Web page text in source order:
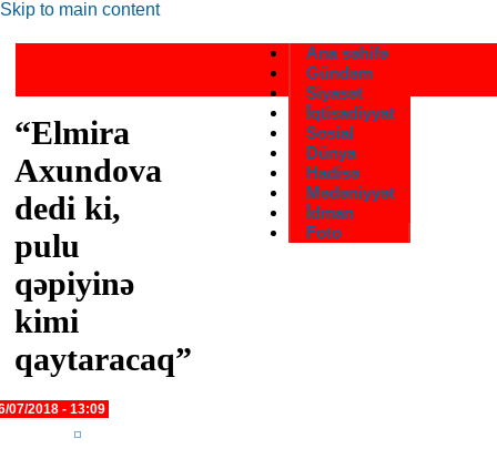
Skip to main content
Ana səhifə
Gündəm
Siyasət
İqtisadiyyat
Sosial
Dünya
Hadisə
Mədəniyyət
İdman
Foto
“Elmira
Axundova
dedi ki,
pulu
qəpiyinə
kimi
qaytaracaq”
07/2018 - 13:09